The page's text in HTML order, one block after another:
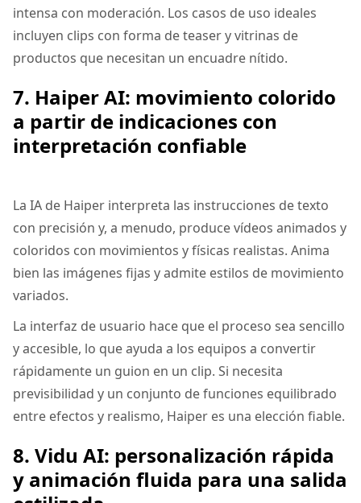
intensa con moderación. Los casos de uso ideales
incluyen clips con forma de teaser y vitrinas de
productos que necesitan un encuadre nítido.
7. Haiper AI: movimiento colorido
a partir de indicaciones con
interpretación confiable
La IA de Haiper interpreta las instrucciones de texto
con precisión y, a menudo, produce vídeos animados y
coloridos con movimientos y físicas realistas. Anima
bien las imágenes fijas y admite estilos de movimiento
variados.
La interfaz de usuario hace que el proceso sea sencillo
y accesible, lo que ayuda a los equipos a convertir
rápidamente un guion en un clip. Si necesita
previsibilidad y un conjunto de funciones equilibrado
entre efectos y realismo, Haiper es una elección fiable.
8. Vidu AI: personalización rápida
y animación fluida para una salida